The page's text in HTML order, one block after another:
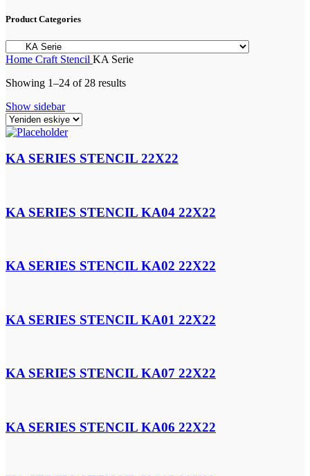
Product Categories
Home Craft Stencil KA Serie
Showing 1–24 of 28 results
Show sidebar
KA SERIES STENCIL 22X22
KA SERIES STENCIL KA04 22X22
KA SERIES STENCIL KA02 22X22
KA SERIES STENCIL KA01 22X22
KA SERIES STENCIL KA07 22X22
KA SERIES STENCIL KA06 22X22